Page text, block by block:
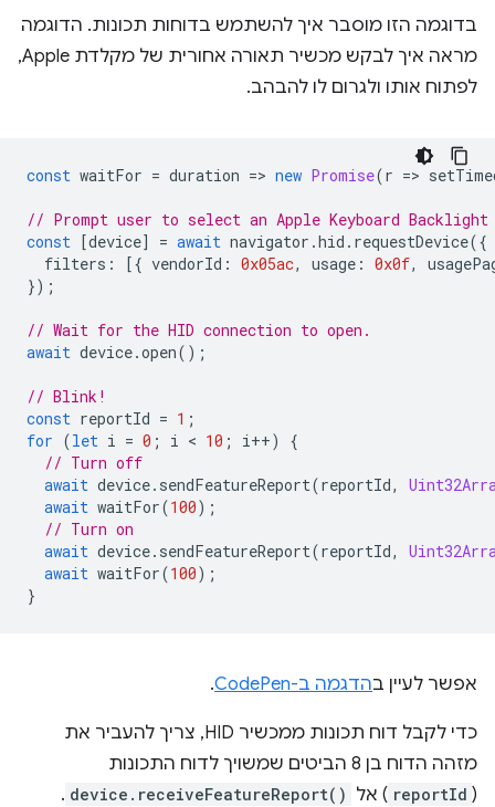
בדוגמה הזו מוסבר איך להשתמש בדוחות תכונות. הדוגמה
מראה איך לבקש מכשיר תאורה אחורית של מקלדת Apple,
לפתוח אותו ולגרום לו להבהב.
const waitFor = duration => new Promise(r =>
// Prompt user to select an Apple Keyboard
const [device] = await navigator .hid . requestDevice({
filters : [{ vendorId : 0x05ac, usage : 0x0f,
});
// Wait for the HID connection to open.
await device.open();
// Blink!
const reportId = 1 ;
for (let i = 0 ; i < 10 ; i++)
{
// Turn off
await device. sendFeatureReport(reportId,
await waitFor(100);
// Turn on
await device. sendFeatureReport(reportId,
await waitFor(100);
}
אפשר לעיין בהדגמה ב-CodePen .
כדי לקבל דוח תכונות ממכשיר HID, צריך להעביר את
מזהה הדוח בן 8 הביטים שמשויך לדוח התכונות
(
reportId ) אל device.receiveFeatureReport()
.